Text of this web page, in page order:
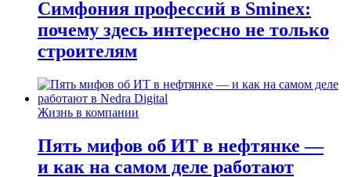
Симфония профессий в Sminex:
почему здесь интересно не только
строителям
Жизнь в компании
Пять мифов об ИТ в нефтянке —
и как на самом деле работают